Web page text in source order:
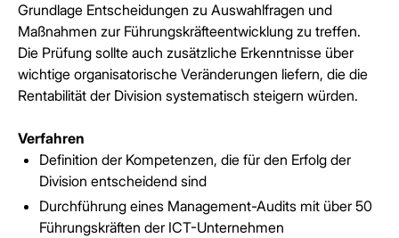
Grundlage Entscheidungen zu Auswahlfragen und
Maßnahmen zur Führungskräfteentwicklung zu treffen.
Die Prüfung sollte auch zusätzliche Erkenntnisse über
wichtige organisatorische Veränderungen liefern, die die
Rentabilität der Division systematisch steigern würden.
Verfahren
Definition der Kompetenzen, die für den Erfolg der
Division entscheidend sind
Durchführung eines Management-Audits mit über 50
Führungskräften der ICT-Unternehmen